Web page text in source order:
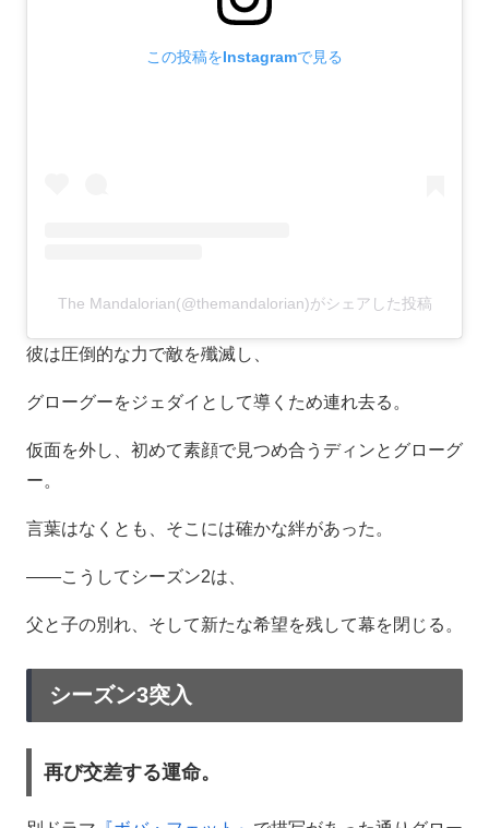
この投稿をInstagramで見る
The Mandalorian(@themandalorian)がシェアした投稿
彼は圧倒的な力で敵を殲滅し、
グローグーをジェダイとして導くため連れ去る。
仮面を外し、初めて素顔で見つめ合うディンとグローグ
ー。
言葉はなくとも、そこには確かな絆があった。
――こうしてシーズン2は、
父と子の別れ、そして新たな希望を残して幕を閉じる。
シーズン3突入
再び交差する運命。